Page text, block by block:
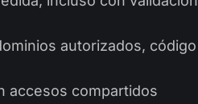
autorizados, código
accesos compartidos